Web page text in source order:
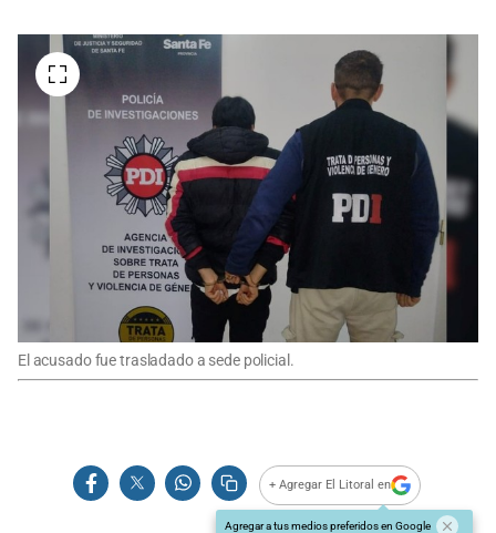
El acusado fue trasladado a sede policial.
+ Agregar El Litoral en
Agregar a tus medios preferidos en Google